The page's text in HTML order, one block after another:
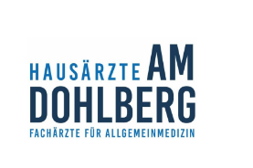
springen